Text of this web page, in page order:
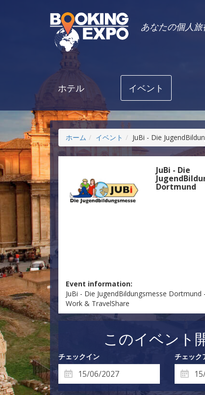
あなたの個人
ホテル イベント
ホーム イベント JuBi - Die
JuBi - Die
Dortmund
Event information:
JuBi - Die JugendBildungsmesse
Work & TravelShare
このイベント
チェックイン チェック